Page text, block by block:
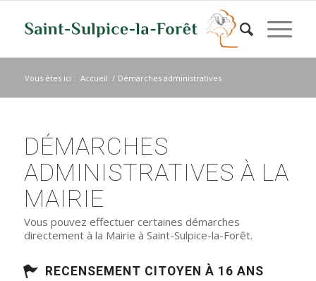
Vous êtes ici : Accueil / Démarches administratives
DÉMARCHES
ADMINISTRATIVES À LA
MAIRIE
Vous pouvez effectuer certaines démarches
directement à la Mairie à Saint-Sulpice-la-Forêt.
RECENSEMENT CITOYEN À 16 ANS